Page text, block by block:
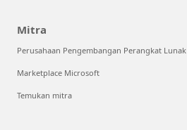
Mitra
Perusahaan Pengembangan Perangkat Lunak
Marketplace Microsoft
Temukan mitra